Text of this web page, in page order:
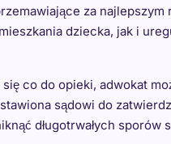
za najlepszym
dziecka, jak i
co do opieki, adwokat
sądowi do
długotrwałych sporów